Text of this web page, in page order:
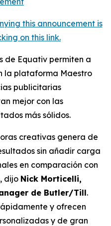
this announcement is
on this link.
de Equativ permiten a
la plataforma Maestro
publicitarias
mejor con las
más sólidos.
creativas genera de
sin añadir carga
en comparación con
dijo Nick Morticelli,
de Butler/Till.
y ofrecen
y de gran